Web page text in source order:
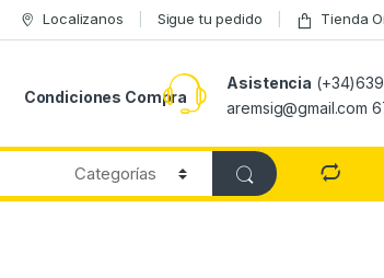
Localizanos Sigue tu pedido Tienda
Condiciones Compra
Asistencia
aremsig@gmail.com